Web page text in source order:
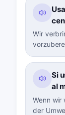
Wir
Si
al
Wenn wir
der